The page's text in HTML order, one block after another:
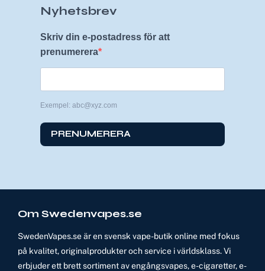
Nyhetsbrev
Skriv din e-postadress för att
prenumerera
Exempel: abc@xyz.com
PRENUMERERA
Om Swedenvapes.se
SwedenVapes.se är en svensk vape-butik online med fokus
på kvalitet, originalprodukter och service i världsklass. Vi
erbjuder ett brett sortiment av engångsvapes, e-cigaretter, e-